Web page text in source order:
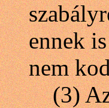
ennek
nem
(3) Az